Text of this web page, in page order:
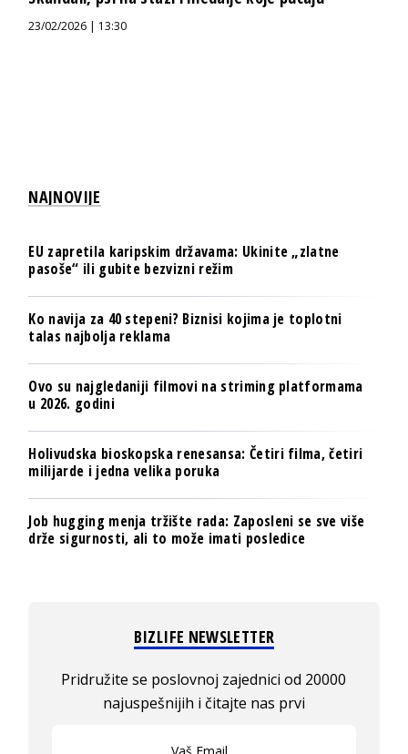
23/02/2026 | 13:30
NAJNOVIJE
EU zapretila karipskim državama: Ukinite „zlatne
pasoše“ ili gubite bezvizni režim
Ko navija za 40 stepeni? Biznisi kojima je toplotni
talas najbolja reklama
Ovo su najgledaniji filmovi na striming platformama
u 2026. godini
Holivudska bioskopska renesansa: Četiri filma, četiri
milijarde i jedna velika poruka
Job hugging menja tržište rada: Zaposleni se sve više
drže sigurnosti, ali to može imati posledice
BIZLIFE NEWSLETTER
Pridružite se poslovnoj zajednici od 20000
najuspešnijih i čitajte nas prvi